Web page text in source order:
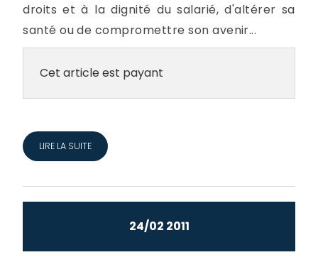
droits et à la dignité du salarié, d'altérer sa
santé ou de compromettre son avenir...
Cet article est payant
LIRE LA SUITE
24/02 2011